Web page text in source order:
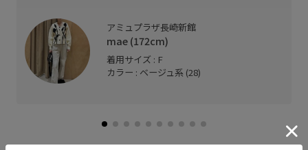
アミュプラザ長崎新館
mae (172cm)
着用サイズ : F
カラー : ベージュ系 (28)